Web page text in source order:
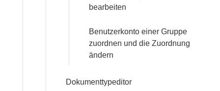
bearbeiten
Benutzerkonto einer Gruppe
zuordnen und die Zuordnung
ändern
Dokumenttypeditor